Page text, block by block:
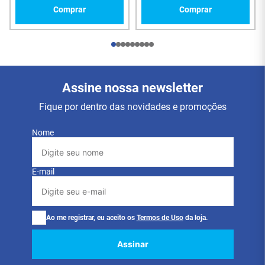
interferência
Opções de Uso:
• Conectar TVs 4K a decodificadores, notebooks,
• Ideal para home theaters, salas de reunião e setups
gamers
• Instalações planejadas com canaletas, painéis e
Vantagens:
• Instalação descomplicada com plug removível
• Funciona com os principais aparelhos HDMI 2.0
• Compatível com HDR10, HLG, Dolby Vision e Dolby
ATMOS
• Design flat discreto, perfeito para ambientes com
Comprar Comprar
Assine nossa newsletter
Fique por dentro das novidades e promoções
Nome
E-mail
Ao me registrar, eu aceito os Termos de Uso da loja.
Assinar